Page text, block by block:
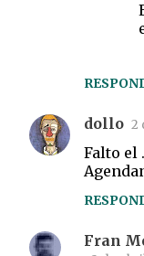
o
s
dollo 2
Falto el
Fran